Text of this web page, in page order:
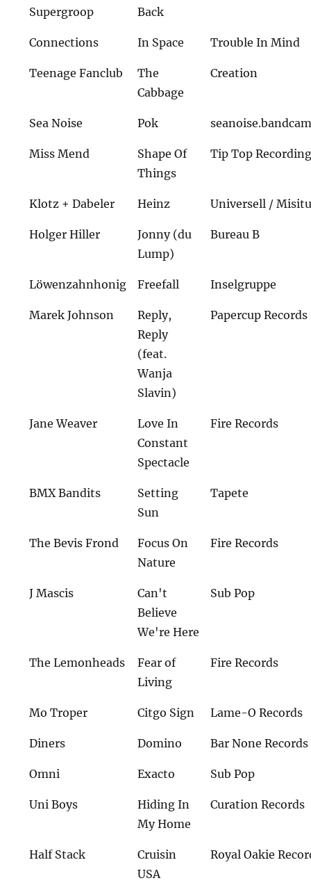
Supergroop
Back
Connections In Space Trouble In Mind
Teenage Fanclub
The
Cabbage
Creation
Sea Noise Pok
Miss Mend
Shape Of
Things
Tip Top
Klotz + Dabeler Heinz Universell /
Holger Hiller
Jonny (du
Lump)
Bureau B
Löwenzahnhonig Freefall Inselgruppe
Marek Johnson
Reply,
Reply
(feat.
Wanja
Slavin)
Papercup Records
Jane Weaver
Love In
Constant
Spectacle
Fire Records
BMX Bandits
Setting
Sun
Tapete
The Bevis Frond
Focus On
Nature
Fire Records
J Mascis
Can't
Believe
We're Here
Sub Pop
The Lemonheads
Fear of
Living
Fire Records
Mo Troper Citgo Sign Lame-O Records
Diners Domino Bar None Records
Omni Exacto Sub Pop
Uni Boys
Hiding In
My Home
Curation Records
Half Stack
Cruisin
USA
Royal Oakie